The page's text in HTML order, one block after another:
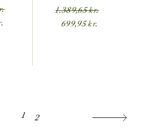
1.389,65kr.
699,95kr.
1 2